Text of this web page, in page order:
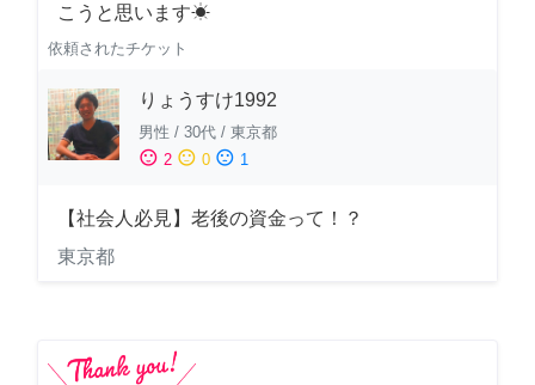
こうと思います☀︎
依頼されたチケット
りょうすけ1992
男性 / 30代 / 東京都
sentiment_satisfied 2 sentiment_neutral 0 sentiment_dissatisfied 1
【社会人必見】老後の資金って！？
東京都